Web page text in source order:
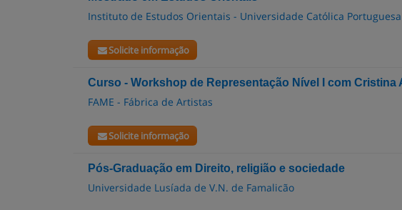
Instituto de Estudos Orientais - Universidade Católica Portuguesa
Solicite informação
Curso - Workshop de Representação Nível I com Cristina
FAME - Fábrica de Artistas
Solicite informação
Pós-Graduação em Direito, religião e sociedade
Universidade Lusíada de V.N. de Famalicão